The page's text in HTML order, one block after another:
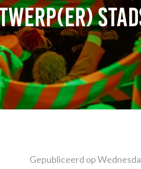
Gepubliceerd op